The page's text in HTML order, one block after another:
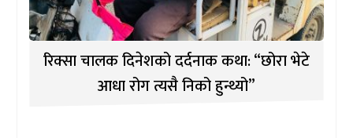
रिक्सा चालक दिनेशको दर्दनाक कथा: “छोरा भेटे
आधा रोग त्यसै निको हुन्थ्यो”